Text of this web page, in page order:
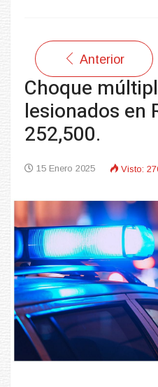
Anterior
Choque
lesionados en
252,500.
15 Enero 2025 Visto: